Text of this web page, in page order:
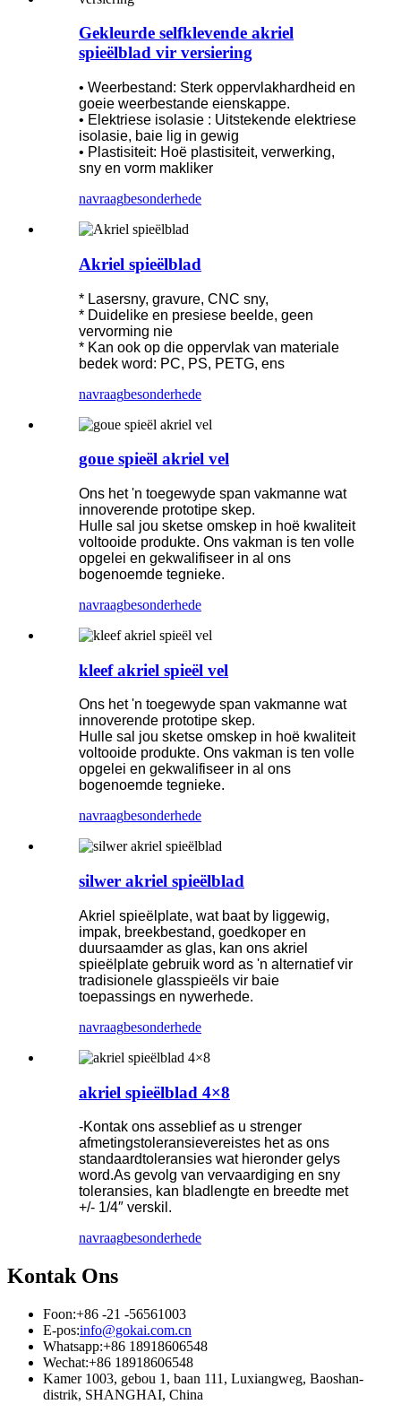
Gekleurde selfklevende akriel
spieëlblad vir versiering
• Weerbestand: Sterk oppervlakhardheid en
goeie weerbestande eienskappe.
• Elektriese isolasie : Uitstekende elektriese
isolasie, baie lig in gewig
• Plastisiteit: Hoë plastisiteit, verwerking,
sny en vorm makliker
navraagbesonderhede
Akriel spieëlblad
* Lasersny, gravure, CNC sny,
* Duidelike en presiese beelde, geen
vervorming nie
* Kan ook op die oppervlak van materiale
bedek word: PC, PS, PETG, ens
navraagbesonderhede
goue spieël akriel vel
Ons het 'n toegewyde span vakmanne wat
innoverende prototipe skep.
Hulle sal jou sketse omskep in hoë kwaliteit
voltooide produkte. Ons vakman is ten volle
opgelei en gekwalifiseer in al ons
bogenoemde tegnieke.
navraagbesonderhede
kleef akriel spieël vel
Ons het 'n toegewyde span vakmanne wat
innoverende prototipe skep.
Hulle sal jou sketse omskep in hoë kwaliteit
voltooide produkte. Ons vakman is ten volle
opgelei en gekwalifiseer in al ons
bogenoemde tegnieke.
navraagbesonderhede
silwer akriel spieëlblad
Akriel spieëlplate, wat baat by liggewig,
impak, breekbestand, goedkoper en
duursaamder as glas, kan ons akriel
spieëlplate gebruik word as 'n alternatief vir
tradisionele glasspieëls vir baie
toepassings en nywerhede.
navraagbesonderhede
akriel spieëlblad 4×8
-Kontak ons ​​asseblief as u strenger
afmetingstoleransievereistes het as ons
standaardtoleransies wat hieronder gelys
word.As gevolg van vervaardiging en sny
toleransies, kan bladlengte en breedte met
+/- 1/4″ verskil.
navraagbesonderhede
Kontak Ons
Foon:+86 -21 -56561003
E-pos:info@gokai.com.cn
Whatsapp:+86 18918606548
Wechat:+86 18918606548
Kamer 1003, gebou 1, baan 111, Luxiangweg, Baoshan-
distrik, SHANGHAI, China